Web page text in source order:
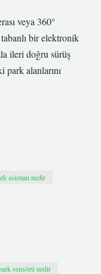
veya 360°
bir elektronik
ileri doğru sürüş
park alanlarını
asistanı nedir
sensörü nedir